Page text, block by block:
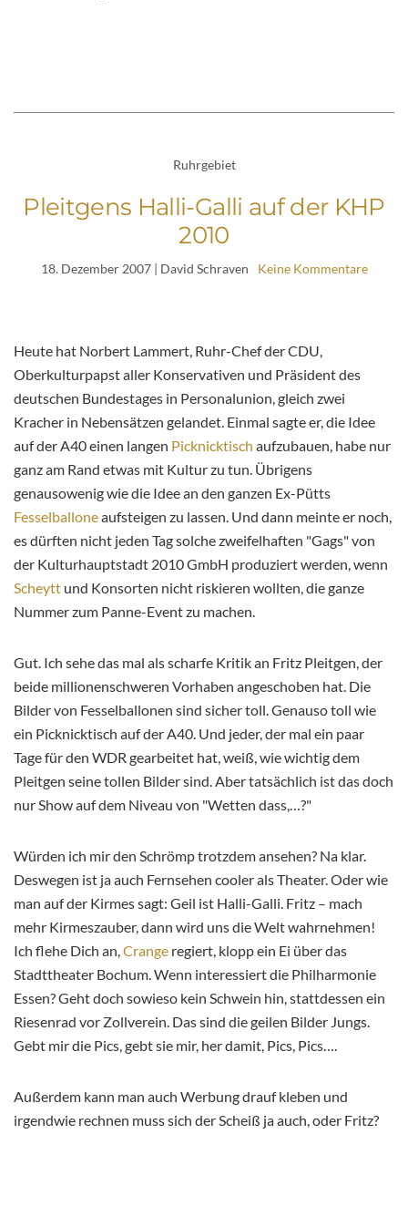
Ruhrgebiet
Pleitgens Halli-Galli auf der KHP
2010
18. Dezember 2007| David Schraven Keine Kommentare
Heute hat Norbert Lammert, Ruhr-Chef der CDU,
Oberkulturpapst aller Konservativen und Präsident des
deutschen Bundestages in Personalunion, gleich zwei
Kracher in Nebensätzen gelandet. Einmal sagte er, die Idee
auf der A40 einen langen Picknicktisch aufzubauen, habe nur
ganz am Rand etwas mit Kultur zu tun. Übrigens
genausowenig wie die Idee an den ganzen Ex-Pütts
Fesselballoneaufsteigen zu lassen. Und dann meinte er noch,
es dürften nicht jeden Tag solche zweifelhaften "Gags" von
der Kulturhauptstadt 2010 GmbH produziert werden, wenn
Scheytt und Konsorten nicht riskieren wollten, die ganze
Nummer zum Panne-Event zu machen.
Gut. Ich sehe das mal als scharfe Kritik an Fritz Pleitgen, der
beide millionenschweren Vorhaben angeschoben hat. Die
Bilder von Fesselballonen sind sicher toll. Genauso toll wie
ein Picknicktisch auf der A40. Und jeder, der mal ein paar
Tage für den WDR gearbeitet hat, weiß, wie wichtig dem
Pleitgen seine tollen Bilder sind. Aber tatsächlich ist das doch
nur Show auf dem Niveau von "Wetten dass,…?"
Würden ich mir den Schrömp trotzdem ansehen? Na klar.
Deswegen ist ja auch Fernsehen cooler als Theater. Oder wie
man auf der Kirmes sagt: Geil ist Halli-Galli. Fritz – mach
mehr Kirmeszauber, dann wird uns die Welt wahrnehmen!
Ich flehe Dich an,Crange regiert, klopp ein Ei über das
Stadttheater Bochum. Wenn interessiert die Philharmonie
Essen? Geht doch sowieso kein Schwein hin, stattdessen ein
Riesenrad vor Zollverein. Das sind die geilen Bilder Jungs.
Gebt mir die Pics, gebt sie mir, her damit, Pics, Pics….
Außerdem kann man auch Werbung drauf kleben und
irgendwie rechnen muss sich der Scheiß ja auch, oder Fritz?